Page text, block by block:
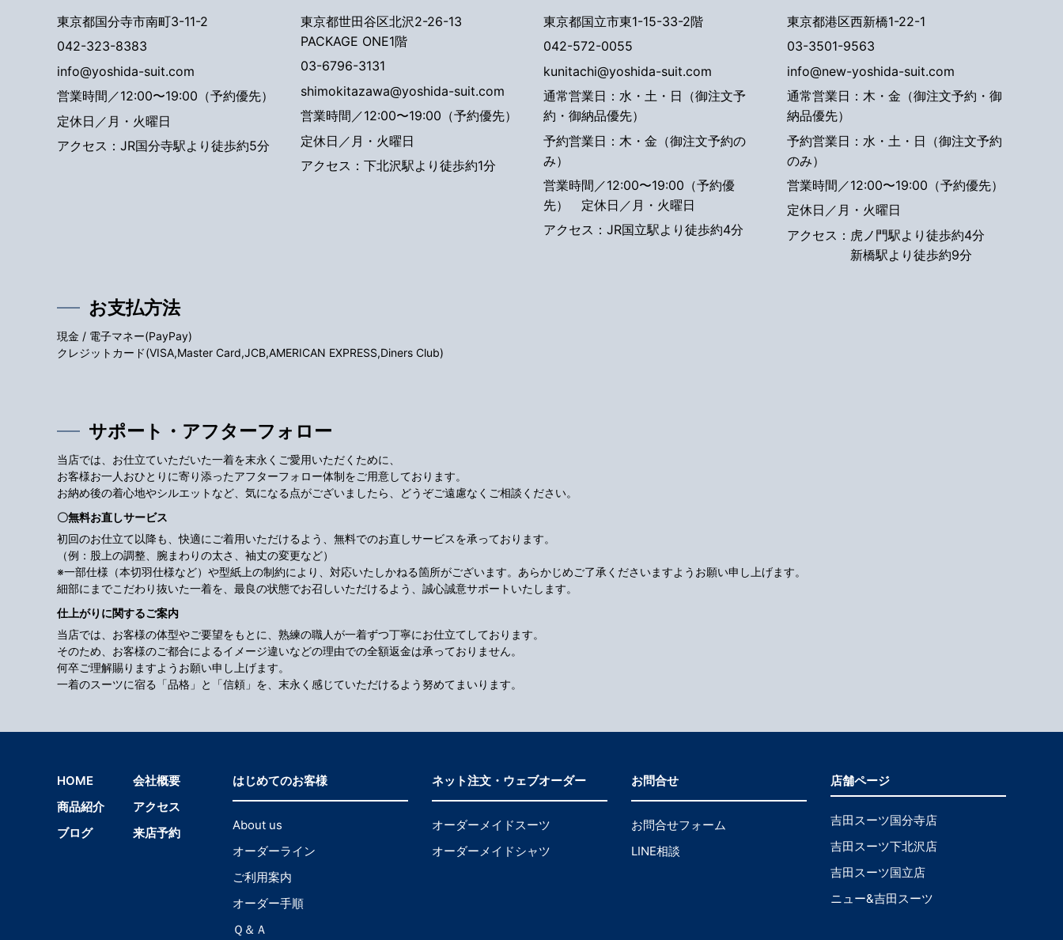
東京都国分寺市南町3-11-2
042-323-8383
info@yoshida-suit.com
営業時間／12:00〜19:00（予約優先）
定休日／月・火曜日
アクセス：JR国分寺駅より徒歩約5分
東京都世田谷区北沢2-26-13
PACKAGE ONE1階
03-6796-3131
shimokitazawa@yoshida-suit.com
営業時間／12:00〜19:00（予約優先）
定休日／月・火曜日
アクセス：下北沢駅より徒歩約1分
東京都国立市東1-15-33-2階
042-572-0055
kunitachi@yoshida-suit.com
通常営業日：水・土・日（御注文予
約・御納品優先）
予約営業日：木・金（御注文予約の
み）
営業時間／12:00〜19:00（予約優
先） 定休日／月・火曜日
アクセス：JR国立駅より徒歩約4分
東京都港区西新橋1-22-1
03-3501-9563
info@new-yoshida-suit.com
通常営業日：木・金（御注文予約・御
納品優先）
予約営業日：水・土・日（御注文予約
のみ）
営業時間／12:00〜19:00（予約優先）
定休日／月・火曜日
アクセス： 虎ノ門駅より徒歩約4分
新橋駅より徒歩約9分
お支払方法
現金 / 電子マネー(PayPay)
クレジットカード(VISA,Master Card,JCB,AMERICAN EXPRESS,Diners Club)
サポート・アフターフォロー
当店では、お仕立ていただいた一着を末永くご愛用いただくために、
お客様お一人おひとりに寄り添ったアフターフォロー体制をご用意しております。
お納め後の着心地やシルエットなど、気になる点がございましたら、どうぞご遠慮なくご相談ください。
〇無料お直しサービス
初回のお仕立て以降も、快適にご着用いただけるよう、無料でのお直しサービスを承っております。
（例：股上の調整、腕まわりの太さ、袖丈の変更など）
※一部仕様（本切羽仕様など）や型紙上の制約により、対応いたしかねる箇所がございます。あらかじめご了承くださいますようお願い申し上げます。
細部にまでこだわり抜いた一着を、最良の状態でお召しいただけるよう、誠心誠意サポートいたします。
仕上がりに関するご案内
当店では、お客様の体型やご要望をもとに、熟練の職人が一着ずつ丁寧にお仕立てしております。
そのため、お客様のご都合によるイメージ違いなどの理由での全額返金は承っておりません。
何卒ご理解賜りますようお願い申し上げます。
一着のスーツに宿る「品格」と「信頼」を、末永く感じていただけるよう努めてまいります。
HOME
商品紹介
ブログ
会社概要
アクセス
来店予約
はじめてのお客様
About us
オーダーライン
ご利用案内
オーダー手順
Ｑ＆Ａ
ネット注文・ウェブオーダー
オーダーメイドスーツ
オーダーメイドシャツ
お問合せ
お問合せフォーム
LINE相談
店舗ページ
吉田スーツ国分寺店
吉田スーツ下北沢店
吉田スーツ国立店
ニュー&吉田スーツ